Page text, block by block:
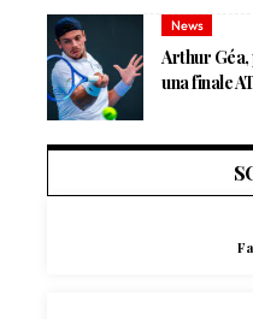
News
Arthur
una finale